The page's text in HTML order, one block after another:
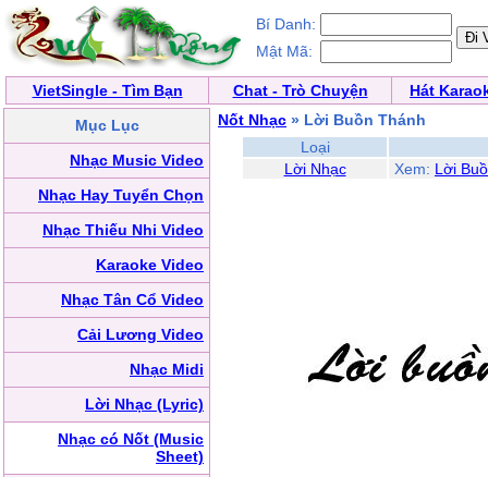
Bí Danh:
Mật Mã:
VietSingle - Tìm Bạn Chat - Trò Chuyện
Hát
Mục Lục
Nhạc Music Video
Nhạc Hay Tuyển Chọn
Nhạc Thiếu Nhi Video
Karaoke Video
Nhạc Tân Cổ Video
Cải Lương Video
Nhạc Midi
Lời Nhạc (Lyric)
Nhạc có Nốt (Music
Sheet)
Nốt Nhạc » Lời Buồn Thánh
Loại
Lời Nhạc
Xem: Lời